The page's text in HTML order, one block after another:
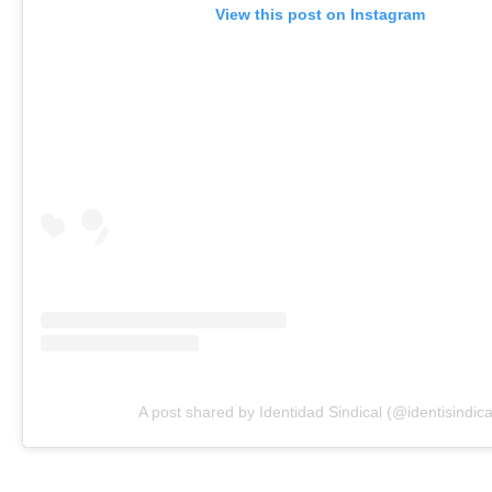
View this post on Instagram
A post shared by Identidad Sindical